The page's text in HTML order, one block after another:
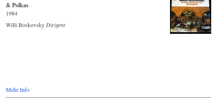
& Polkas
1984
Willi Boskovsky Dirigent
Mehr Info